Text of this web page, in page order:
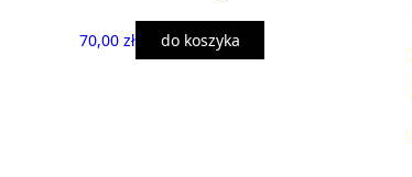
70,00 zł do koszyka